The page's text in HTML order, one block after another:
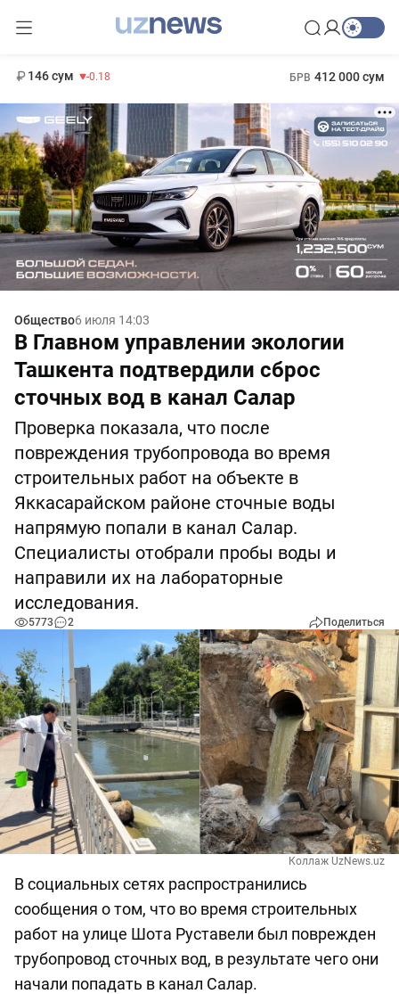
146 сум -0.18 БРВ 412 000 сум
Общество6 июля 14:03
В Главном управлении экологии
Ташкента подтвердили сброс
сточных вод в канал Салар
Проверка показала, что после
повреждения трубопровода во время
строительных работ на объекте в
Яккасарайском районе сточные воды
напрямую попали в канал Салар.
Специалисты отобрали пробы воды и
направили их на лабораторные
исследования.
5773 2 Поделиться
Коллаж UzNews.uz
В социальных сетях распространились
сообщения о том, что во время строительных
работ на улице Шота Руставели был поврежден
трубопровод сточных вод, в результате чего они
начали попадать в канал Салар.